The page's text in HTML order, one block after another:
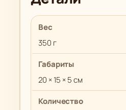
Вес
350 г
Габариты
20 × 15 × 5 см
Количество